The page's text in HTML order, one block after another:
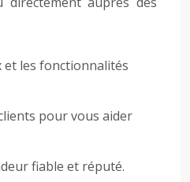
et les fonctionnalités
pour vous aider
fiable et réputé.